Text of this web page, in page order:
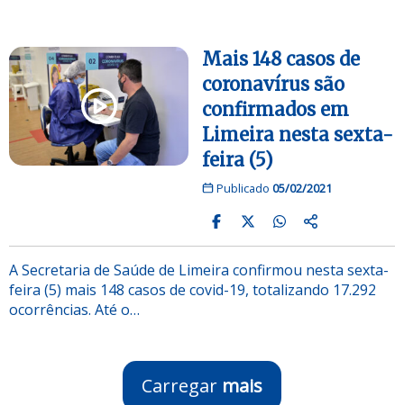
Mais 148 casos de
coronavírus são
confirmados em
Limeira nesta sexta-
feira (5)
Publicado 05/02/2021
A Secretaria de Saúde de Limeira confirmou nesta sexta-
feira (5) mais 148 casos de covid-19, totalizando 17.292
ocorrências. Até o…
Carregar mais